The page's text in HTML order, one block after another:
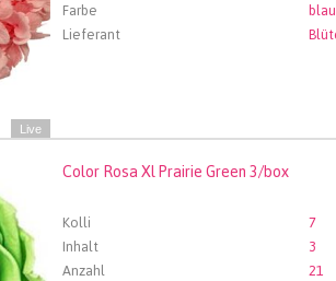
Live
Farbe
blau
Lieferant
Color Rosa Xl Prairie Green 3/box
Kolli 7
Inhalt
3
Anzahl
21
box
Abfartdatum.